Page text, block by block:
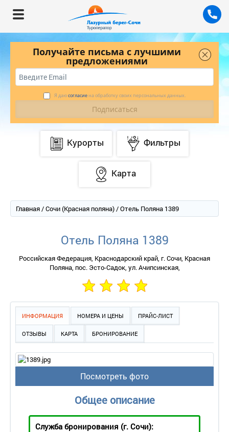
Получайте письма с лучшими
предложениями
Я даюсогласие на обработку своих персональных данных.
Курорты Фильтры
Карта
Главная/Сочи (Красная поляна)/ Отель Поляна 1389
Отель Поляна 1389
Российская Федерация, Краснодарский край, г. Сочи, Красная
Поляна, пос. Эсто-Садок, ул. Ачипсинская,
ИНФОРМАЦИЯ НОМЕРА И ЦЕНЫ ПРАЙС-ЛИСТ
ОТЗЫВЫ КАРТА БРОНИРОВАНИЕ
Посмотреть фото
Общее описание
Служба бронирования (г. Сочи):